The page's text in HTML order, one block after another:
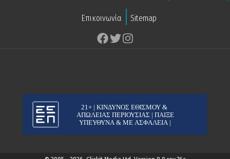
Επικοινωνία Sitemap